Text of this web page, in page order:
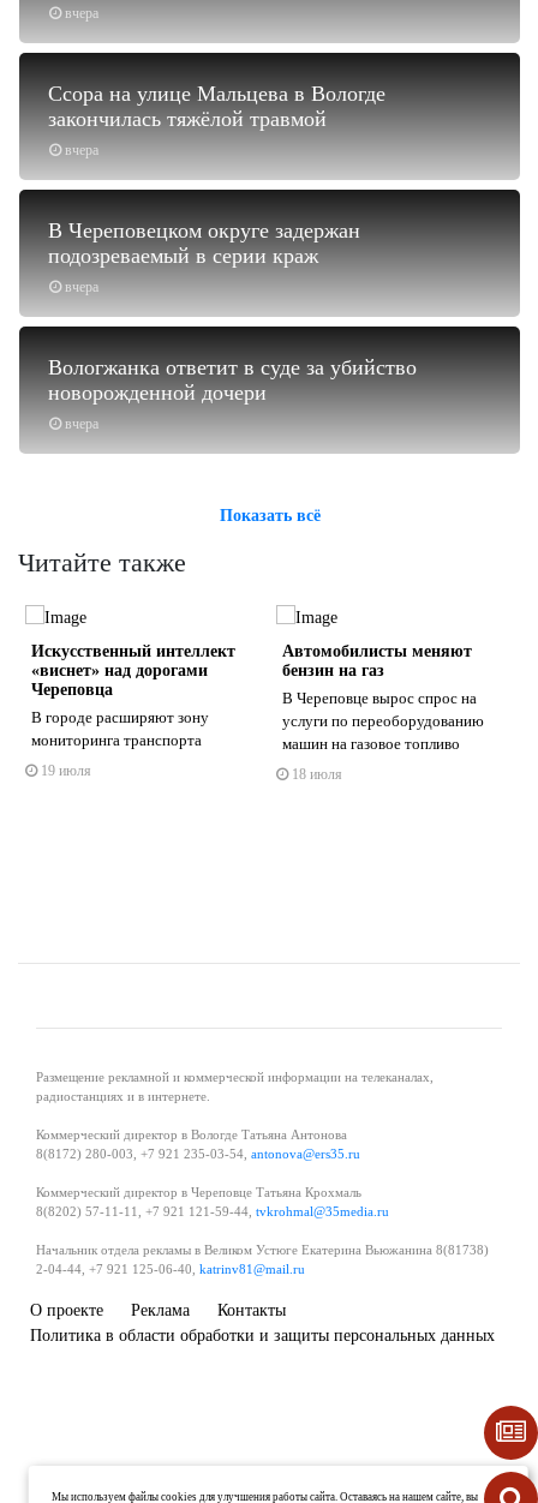
вчера
вчера
Ссора на улице Мальцева в Вологде
закончилась тяжёлой травмой
вчера
В Череповецком округе задержан
подозреваемый в серии краж
вчера
Вологжанка ответит в суде за убийство
новорожденной дочери
Показать всё
Читайте также
Искусственный интеллект
«виснет» над дорогами
Череповца
В городе расширяют зону
мониторинга транспорта
19 июля
Автомобилисты меняют
бензин на газ
В Череповце вырос спрос на
услуги по переоборудованию
машин на газовое топливо
18 июля
Размещение рекламной и коммерческой информации на телеканалах,
радиостанциях и в интернете.
Коммерческий директор в Вологде Татьяна Антонова
8(8172) 280-003, +7 921 235-03-54, antonova@ers35.ru
Коммерческий директор в Череповце Татьяна Крохмаль
8(8202) 57-11-11, +7 921 121-59-44, tvkrohmal@35media.ru
Начальник отдела рекламы в Великом Устюге Екатерина Вьюжанина 8(81738)
2-04-44, +7 921 125-06-40, katrinv81@mail.ru
О проекте Реклама
Контакты
Политика в области обработки и защиты персональных данных
Мы используем файлы cookies для улучшения работы сайта. Оставаясь на нашем сайте, вы